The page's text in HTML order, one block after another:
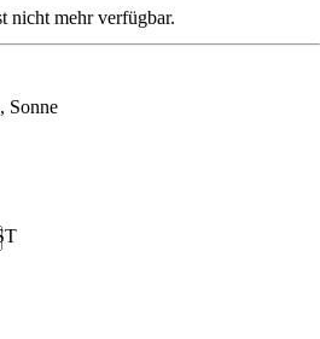
nicht mehr verfügbar.
Sonne